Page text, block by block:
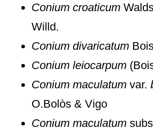
Conium croaticum
Willd.
Conium divaricatum
Conium leiocarpum
Conium maculatum var.
O.Bolòs & Vigo
Conium maculatum